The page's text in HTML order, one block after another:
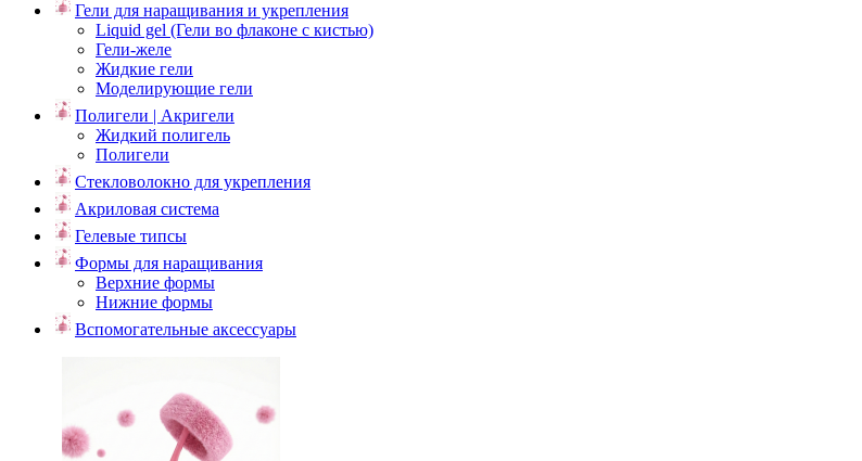
Гели для наращивания и укрепления
Liquid gel (Гели во флаконе с кистью)
Гели-желе
Жидкие гели
Моделирующие гели
Полигели | Акригели
Жидкий полигель
Полигели
Стекловолокно для укрепления
Акриловая система
Гелевые типсы
Формы для наращивания
Верхние формы
Нижние формы
Вспомогательные аксессуары